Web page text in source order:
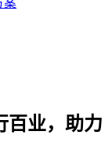
案
百业，助力